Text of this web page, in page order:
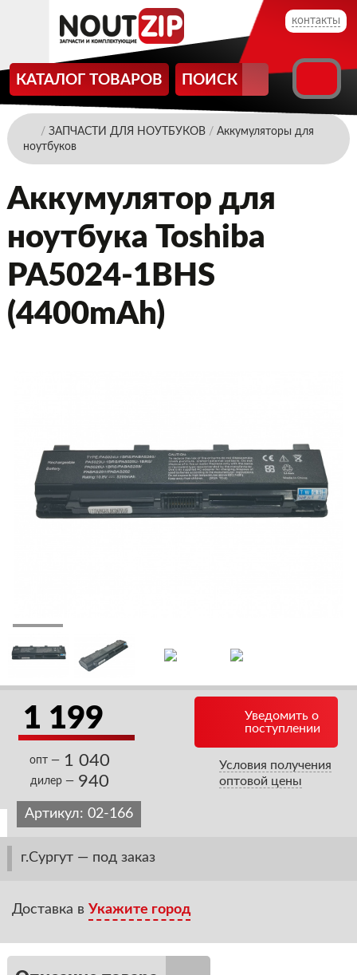
контакты
КАТАЛОГ ТОВАРОВ ПОИСК
/ ЗАПЧАСТИ ДЛЯ НОУТБУКОВ/ Аккумуляторы для
ноутбуков
Аккумулятор для
ноутбука Toshiba
PA5024-1BHS
(4400mAh)
1 199
опт — 1 040
дилер — 940
Уведомить о
поступлении
Условия получения
оптовой цены
Артикул: 02-166
г.Сургут — под заказ
Доставка в Укажите город